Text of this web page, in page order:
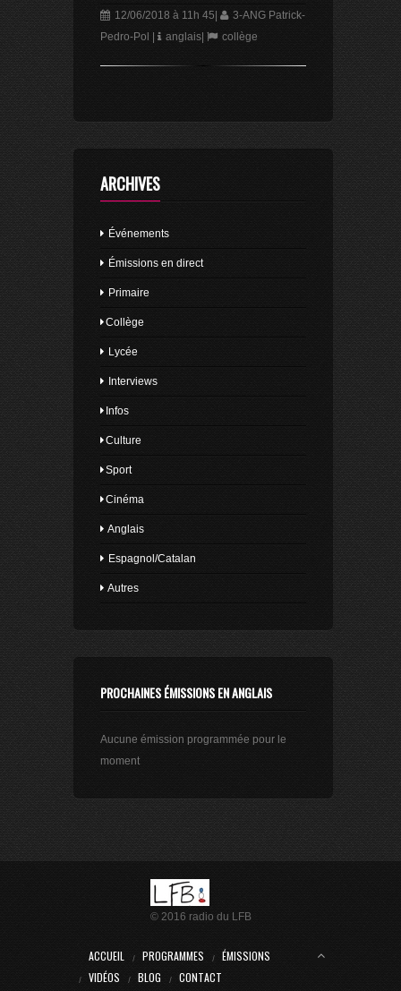
12/06/2018 à 11h 45
3-ANG Patrick-
Pedro-Pol
anglais| collège
ARCHIVES
Événements
Émissions en direct
Primaire
Collège
Lycée
Interviews
Infos
Culture
Sport
Cinéma
Anglais
Espagnol/Catalan
Autres
PROCHAINES ÉMISSIONS EN ANGLAIS
Aucune émission programmée pour le
moment
© 2016 radio du LFB
ACCUEIL PROGRAMMES
ÉMISSIONS
VIDÉOS
BLOG CONTACT